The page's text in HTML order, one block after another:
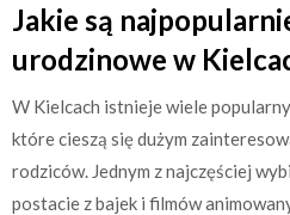
Jakie są
urodzinowe w
W Kielcach istnieje wiele
które cieszą się dużym
rodziców. Jednym z najczęściej
postacie z bajek i filmów